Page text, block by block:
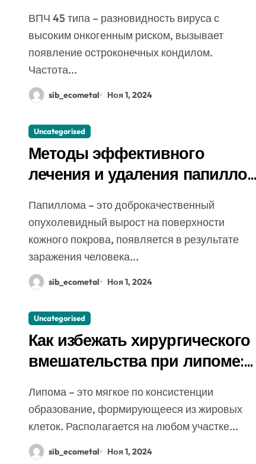
ВПЧ 45 типа – разновидность вируса с
высоким онкогенным риском, вызывает
появление остроконечных кондилом.
Частота...
sib_ecometal Ноя 1, 2024
Uncategorised
Методы эффективного
лечения и удаления папиллом:
способы, медикаменты
Папиллома – это доброкачественный
опухолевидный вырост на поверхности
кожного покрова, появляется в результате
заражения человека...
sib_ecometal Ноя 1, 2024
Uncategorised
Как избежать хирургического
вмешательства при липоме:
методы
Липома – это мягкое по консистенции
образование, формирующееся из жировых
клеток. Располагается на любом участке...
sib_ecometal Ноя 1, 2024